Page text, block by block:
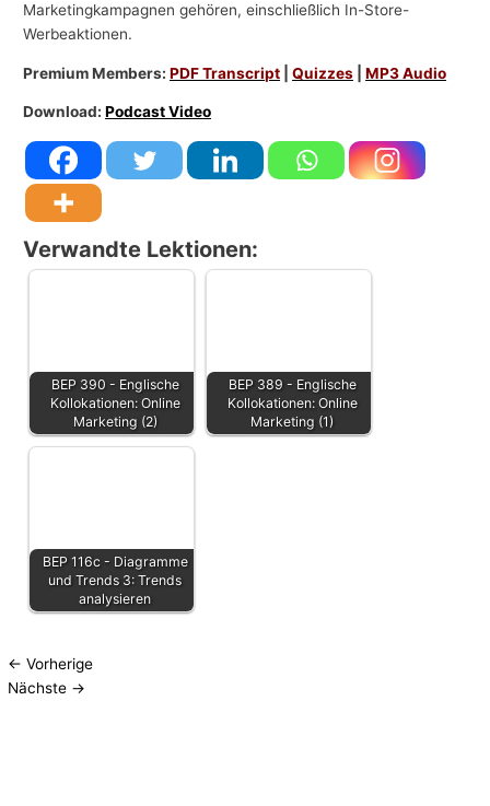
Marketingkampagnen gehören, einschließlich In-Store-
Werbeaktionen.
Premium Members:PDF Transcript |Quizzes |MP3 Audio
Download:Podcast Video
Verwandte Lektionen:
BEP 390 - Englische
Kollokationen: Online
Marketing (2)
BEP 389 - Englische
Kollokationen: Online
Marketing (1)
BEP 116c- Diagramme
und Trends 3: Trends
analysieren
← Vorherige
Nächste →